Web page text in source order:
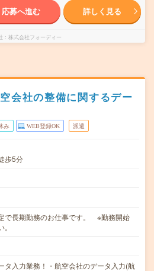
応募へ進む 詳しく見る
株式会社フォーディー
会社の整備に関するデー
み WEB登録OK 派遣
歩5分
で長期勤務のお仕事です。 ※勤務開始
タ入力業務！・航空会社のデータ入力(航